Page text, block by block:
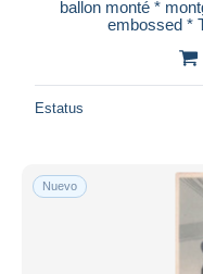
ballon monté *
embossed *
Estatus
Nuevo